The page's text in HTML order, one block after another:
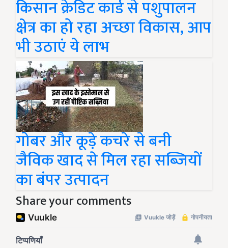
किसान क्रेडिट कार्ड से पशुपालन
क्षेत्र का हो रहा अच्छा विकास, आप
भी उठाएं ये लाभ
गोबर और कूड़े कचरे से बनी
जैविक खाद से मिल रहा सब्जियों
का बंपर उत्पादन
Share your comments